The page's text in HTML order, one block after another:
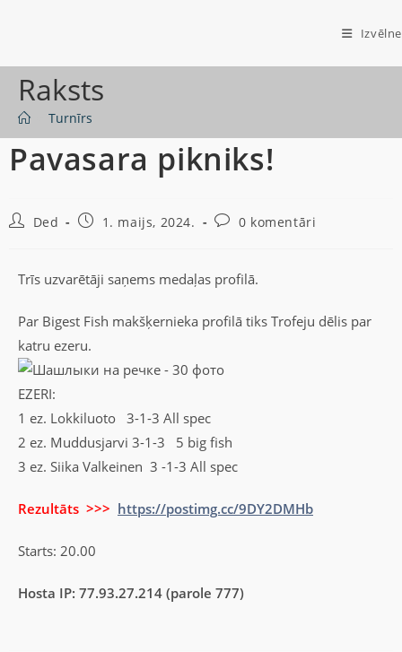
Izvēlne
Raksts
Turnīrs
Pavasara pikniks!
Ded 1. maijs, 2024. 0 komentāri
Trīs uzvarētāji saņems medaļas profilā.
Par Bigest Fish makšķernieka profilā tiks Trofeju dēlis par
katru ezeru.
EZERI:
1 ez. Lokkiluoto 3-1-3 All spec
2 ez. Muddusjarvi 3-1-3 5 big fish
3 ez. Siika Valkeinen 3 -1-3 All spec
Rezultāts >>> https://postimg.cc/9DY2DMHb
Starts: 20.00
Hosta IP: 77.93.27.214 (parole 777)